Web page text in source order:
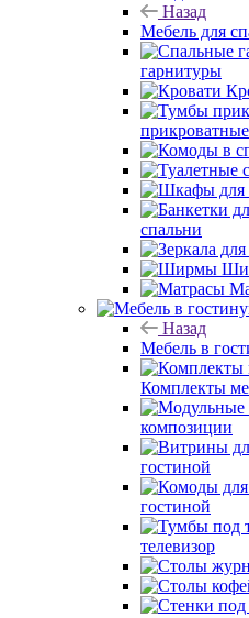
Назад
Мебель для
гарнитуры
прикроватные
спальни
Назад
Мебель в
Комплекты
композиции
гостиной
гостиной
телевизор